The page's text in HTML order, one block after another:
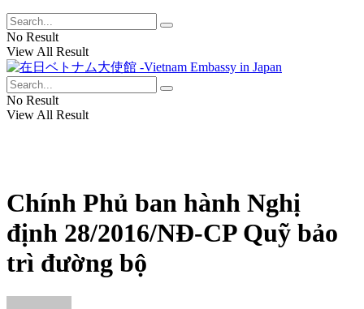
No Result
View All Result
No Result
View All Result
Chính Phủ ban hành Nghị
định 28/2016/NĐ-CP Quỹ bảo
trì đường bộ